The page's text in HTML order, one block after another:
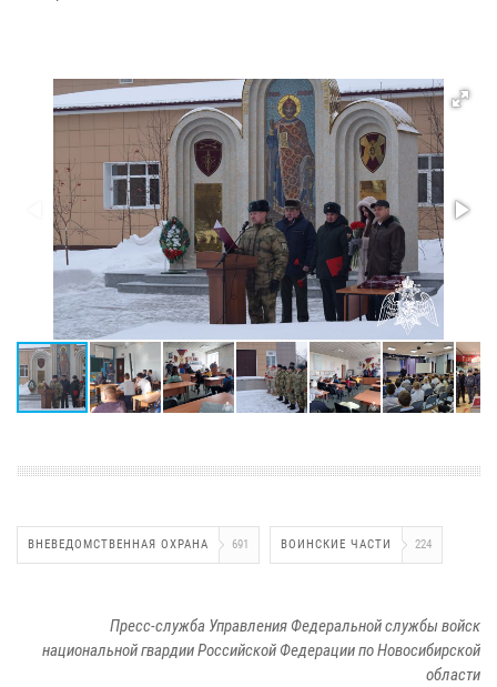
ВНЕВЕДОМСТВЕННАЯ ОХРАНА 691 ВОИНСКИЕ ЧАСТИ 224
Пресс-служба Управления Федеральной службы войск
национальной гвардии Российской Федерации по Новосибирской
области